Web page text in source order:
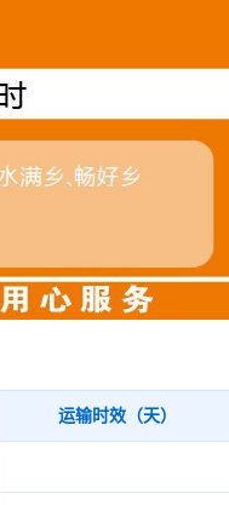
运输时效（天）